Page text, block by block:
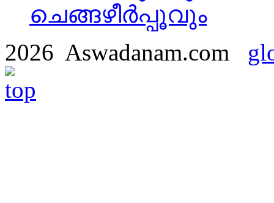
ചെങ്ങഴീർപ്പൂവും
2026 Aswadanam.com